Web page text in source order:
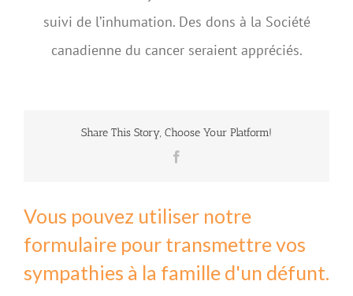
suivi de l’inhumation. Des dons à la Société
canadienne du cancer seraient appréciés.
Share This Story, Choose Your Platform!
Vous pouvez utiliser notre
formulaire pour transmettre vos
sympathies à la famille d'un défunt.